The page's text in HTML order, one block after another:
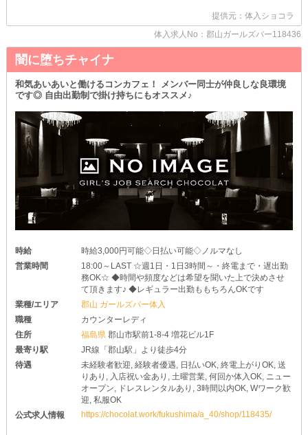
お仕事終わりは、ご希望の目的地までお送りします♪
せっかく稼いだお給料は、あなたのために使ってください♥
ಇ飲酒ができなくても大丈夫ಇ
「そんなにお酒が得意じゃないんですけど…」
もちろん問題ありません♪
【エーライフ】では《ノンアル勤務》もOKです！
ジュースやお茶など“ソフトドリンク”をご用意◎
無理はしなくていいので、自分の体調や体質を優先しながら働きま
しょう♥
ちなみに、当店では《複数回の体験入店》が可能！
一度ではチェックしきれないことも、じっくりと確かめられます◎
“ここでなら続けられそう！”そう思ったら、ぜひお気軽にご応募く
ださい♪
提供元：体入ショコラ
体入求人No：郡山ガールズバー118436
闇に堕ちチャイナ
和気あいあいと働けるコンカフェ！ メンバー同士が仲良しな良環境
です◎ 自由出勤制で掛け持ちにもオススメ♪
時給
時給3,000円可能◇日払い可能◇ノルマなし
営業時間
18:00～LAST ☆週1日・1日3時間～・終電まで・遅出勤
務OK☆ ◆時間や頻度などは希望を聞いた上で決めさせ
て頂きます♪ ◆レギュラー出勤ももちろんOKです
業種/エリア
郡山 ガールズバー体入
職種
カウンターレディ
住所
福島県郡山市駅前1-8-4 増花ビル1F
最寄り駅
JR線「郡山駅」より徒歩4分
待遇
未経験者歓迎, 経験者優遇, 日払いOK, 終電上がりOK, 送
りあり, 入店祝い金あり, 土曜営業, 何回か体入OK, ニュー
オープン, ドレスレンタルあり, 3時間以内OK, Wワーク歓
迎, 私服OK
公式求人情報
https://chocolat.work/fukushima/a_40/shop/118435/